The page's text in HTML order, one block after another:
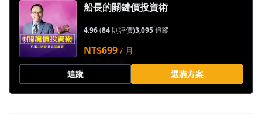
船長的關鍵價投資術
4.96(84 則評價)3,095追蹤
NT$699 / 月
追蹤 選購方案